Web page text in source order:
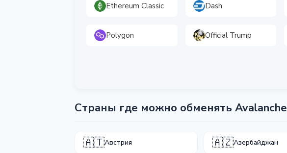
Ethereum Classic Dash
Polygon Official Trump
Страны где можно обменять Avalanche
🇦🇹Австрия 🇦🇿Азербайджан